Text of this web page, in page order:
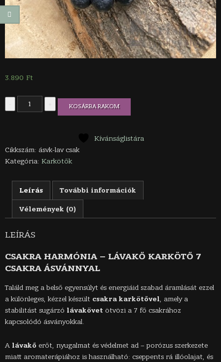
3.890 Ft
Ásványkarkötő-
kövével
KOSÁRBA RAKOM
Kívánságlistára
Cikkszám: ásvk-lav csak
Kategória: Karkötők
Leírás További információk
Vélemények (0)
LEÍRÁS
CSAKRA HARMÓNIA – LÁVAKŐ KARKÖTŐ 7
CSAKRA ÁSVÁNNYAL
Találd meg a belső egyensúlyt és energiáid szabad áramlását ezzel
a különleges, kézzel készült csakra karkötővel, amely a
stabilitást sugárzó lávakövet ötvözi a 7 fő csakrához
kapcsolódó ásványokkal.
A lávakő erőt, nyugalmat és védelmet ad – porózus szerkezete
miatt aromaterápiához is használható: cseppents rá illóolajat, és